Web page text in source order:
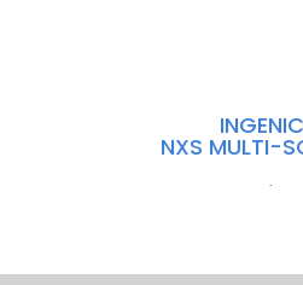
NXS MULTI-
.